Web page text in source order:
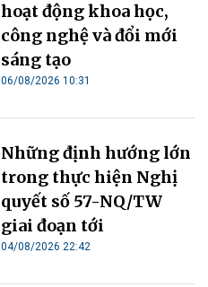
hoạt động khoa học,
công nghệ và đổi mới
sáng tạo
06/08/2026 10:31
Những định hướng lớn
trong thực hiện Nghị
quyết số 57-NQ/TW
giai đoạn tới
04/08/2026 22:42